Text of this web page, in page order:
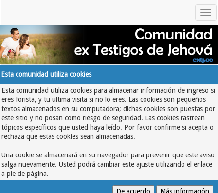
Esta comunidad utiliza cookies
Esta comunidad utiliza cookies para almacenar información de ingreso si
eres forista, y tu última visita si no lo eres. Las cookies son pequeños
textos almacenados en su computadora; dichas cookies son puestas por
este sitio y no posan como riesgo de seguridad. Las cookies rastrean
tópicos específicos que usted haya leído. Por favor confirme si acepta o
rechaza que estas cookies sean almacenadas.
Una cookie se almacenará en su navegador para prevenir que este aviso
salga nuevamente. Usted podrá cambiar este ajuste utilizando el enlace
a pie de página.